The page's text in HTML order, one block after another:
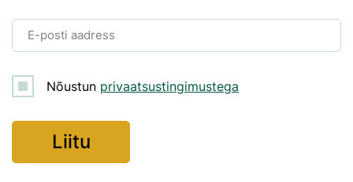
E-posti aadress
Nõustun privaatsustingimustega